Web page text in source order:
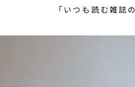
「いつも読む雑誌